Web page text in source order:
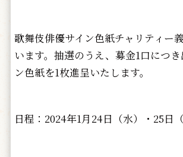
歌舞伎俳優サイン色紙チャリティー
います。抽選のうえ、募金1口につ
ン色紙を1枚進呈いたします。
日程：2024年1月24日（水）・25日（